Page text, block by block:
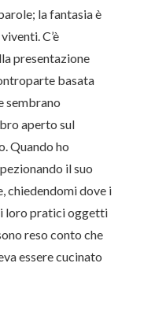
la fantasia è
C’è
presentazione
basata
sembrano
aperto sul
Quando ho
il suo
chiedendomi dove i
loro pratici oggetti
reso conto che
essere cucinato